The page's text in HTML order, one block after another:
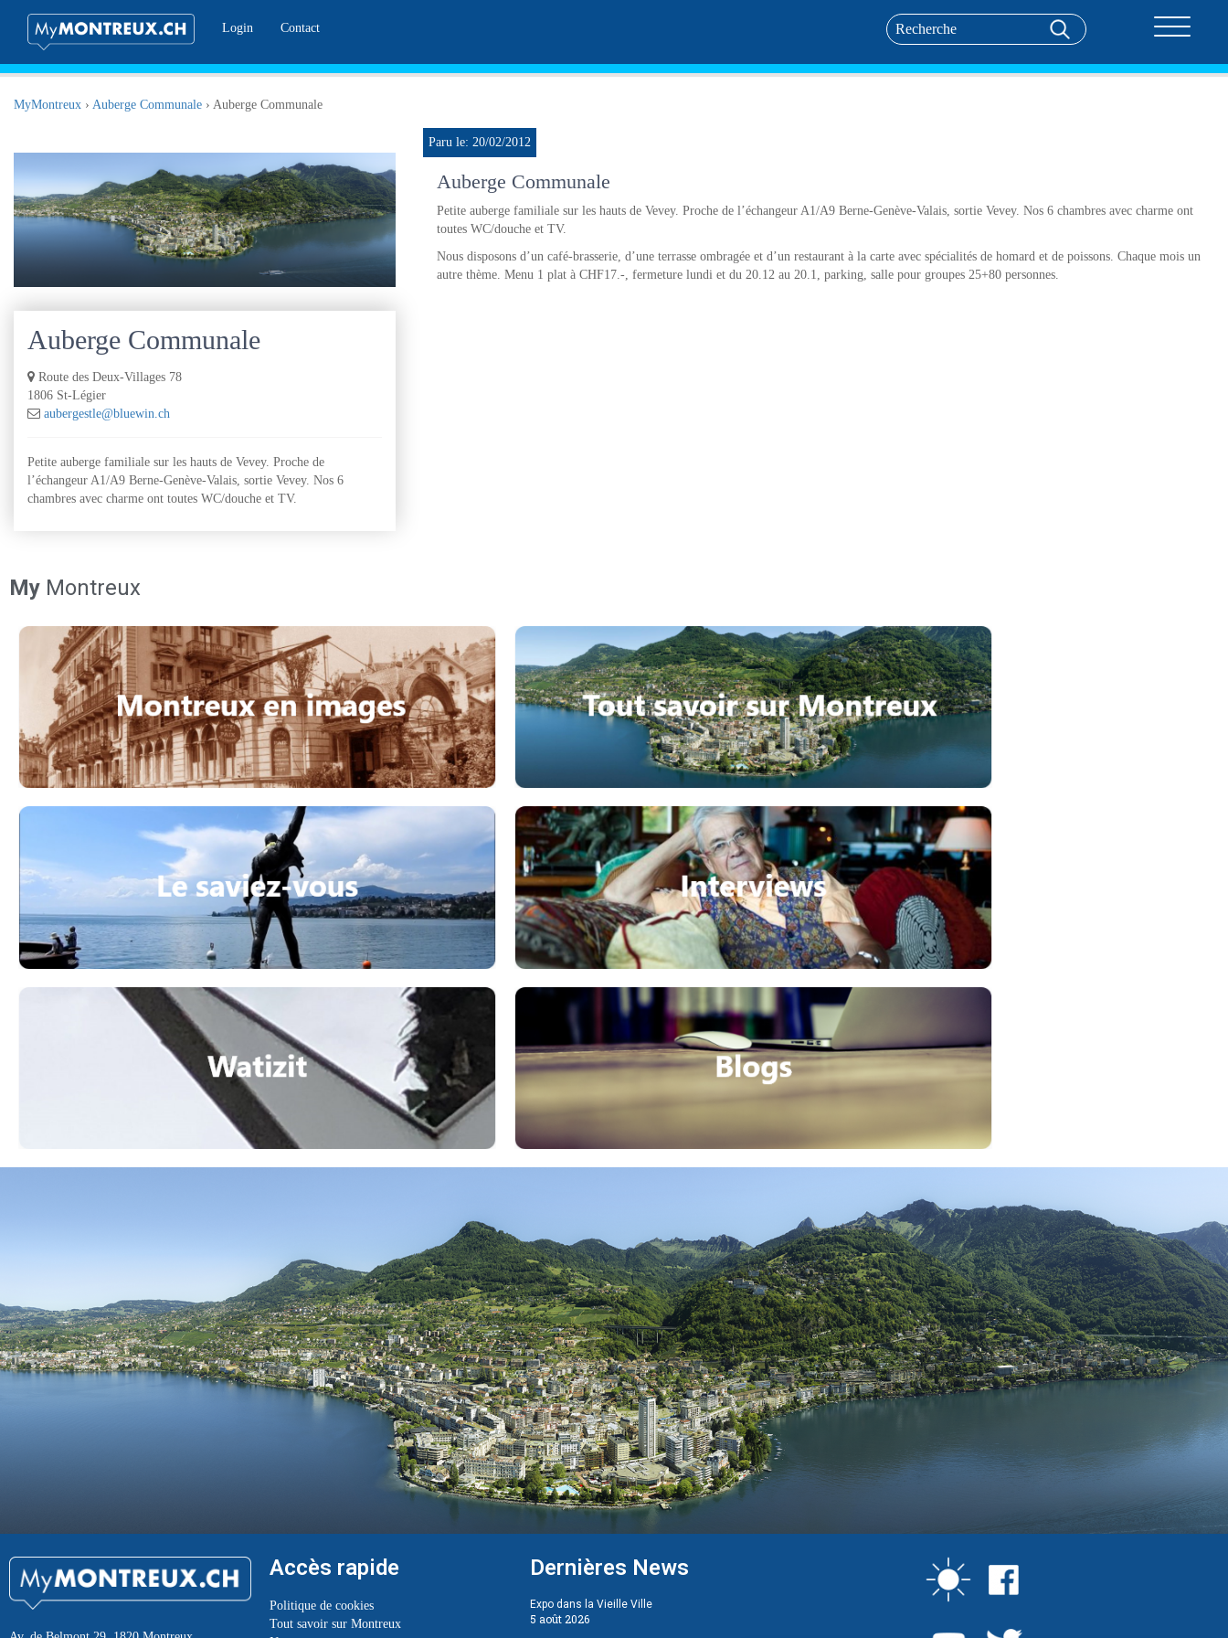
Login
Contact
MyMontreux › Auberge Communale › Auberge Communale
Auberge Communale
Route des Deux-Villages 78
1806 St-Légier
aubergestle@bluewin.ch
Petite auberge familiale sur les hauts de Vevey. Proche de
l’échangeur A1/A9 Berne-Genève-Valais, sortie Vevey. Nos 6
chambres avec charme ont toutes WC/douche et TV.
Paru le: 20/02/2012
Auberge Communale
Petite auberge familiale sur les hauts de Vevey. Proche de l’échangeur A1/A9 Berne-Genève-Valais, sortie Vevey. Nos 6 chambres avec charme ont
toutes WC/douche et TV.
Nous disposons d’un café-brasserie, d’une terrasse ombragée et d’un restaurant à la carte avec spécialités de homard et de poissons. Chaque mois un
autre thème. Menu 1 plat à CHF17.-, fermeture lundi et du 20.12 au 20.1, parking, salle pour groupes 25+80 personnes.
My Montreux
Accès rapide
Politique de cookies
Tout savoir sur Montreux
Dernières News
Expo dans la Vieille Ville
5 août 2026